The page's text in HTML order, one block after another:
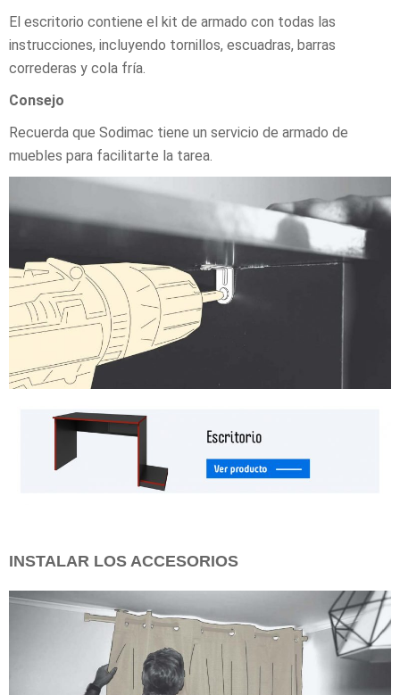
El escritorio contiene el kit de armado con todas las
instrucciones, incluyendo tornillos, escuadras, barras
correderas y cola fría.
Consejo
Recuerda que Sodimac tiene un servicio de armado de
muebles para facilitarte la tarea.
INSTALAR LOS ACCESORIOS